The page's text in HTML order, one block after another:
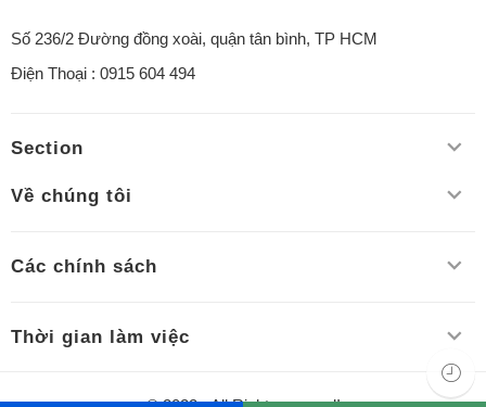
Số 236/2 Đường đồng xoài, quận tân bình, TP HCM
Điện Thoại : 0915 604 494
Section
Về chúng tôi
Các chính sách
Thời gian làm việc